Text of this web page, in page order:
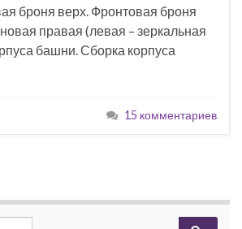
броня верх. Фронтовая броня
правая (левая – зеркальная
башни. Сборка корпуса
15 комментариев